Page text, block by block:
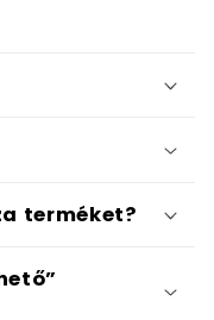
terméket?